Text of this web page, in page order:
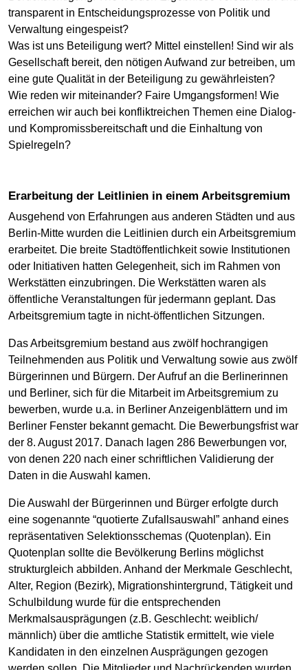
transparent in Entscheidungsprozesse von Politik und
Verwaltung eingespeist?
Was ist uns Beteiligung wert? Mittel einstellen! Sind wir als
Gesellschaft bereit, den nötigen Aufwand zur betreiben, um
eine gute Qualität in der Beteiligung zu gewährleisten?
Wie reden wir miteinander? Faire Umgangsformen! Wie
erreichen wir auch bei konfliktreichen Themen eine Dialog-
und Kompromissbereitschaft und die Einhaltung von
Spielregeln?
Erarbeitung der Leitlinien in einem Arbeitsgremium
Ausgehend von Erfahrungen aus anderen Städten und aus
Berlin-Mitte wurden die Leitlinien durch ein Arbeitsgremium
erarbeitet. Die breite Stadtöffentlichkeit sowie Institutionen
oder Initiativen hatten Gelegenheit, sich im Rahmen von
Werkstätten einzubringen. Die Werkstätten waren als
öffentliche Veranstaltungen für jedermann geplant. Das
Arbeitsgremium tagte in nicht-öffentlichen Sitzungen.
Das Arbeitsgremium bestand aus zwölf hochrangigen
Teilnehmenden aus Politik und Verwaltung sowie aus zwölf
Bürgerinnen und Bürgern. Der Aufruf an die Berlinerinnen
und Berliner, sich für die Mitarbeit im Arbeitsgremium zu
bewerben, wurde u.a. in Berliner Anzeigenblättern und im
Berliner Fenster bekannt gemacht. Die Bewerbungsfrist war
der 8. August 2017. Danach lagen 286 Bewerbungen vor,
von denen 220 nach einer schriftlichen Validierung der
Daten in die Auswahl kamen.
Die Auswahl der Bürgerinnen und Bürger erfolgte durch
eine sogenannte “quotierte Zufallsauswahl” anhand eines
repräsentativen Selektionsschemas (Quotenplan). Ein
Quotenplan sollte die Bevölkerung Berlins möglichst
strukturgleich abbilden. Anhand der Merkmale Geschlecht,
Alter, Region (Bezirk), Migrationshintergrund, Tätigkeit und
Schulbildung wurde für die entsprechenden
Merkmalsausprägungen (z.B. Geschlecht: weiblich/
männlich) über die amtliche Statistik ermittelt, wie viele
Kandidaten in den einzelnen Ausprägungen gezogen